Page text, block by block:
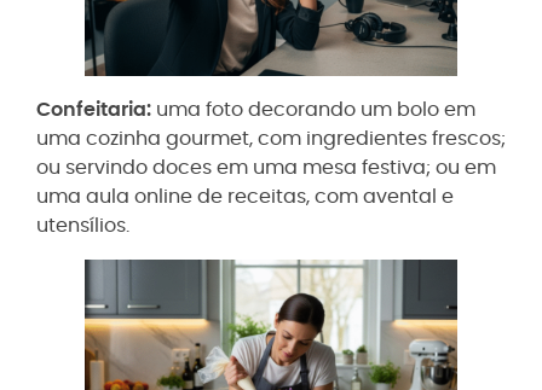
Confeitaria: uma foto decorando um bolo em
uma cozinha gourmet, com ingredientes frescos;
ou servindo doces em uma mesa festiva; ou em
uma aula online de receitas, com avental e
utensílios.